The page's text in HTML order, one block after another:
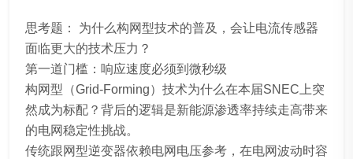
思考题： 为什么构网型技术的普及，会让电流传感器
面临更大的技术压力？
第一道门槛：响应速度必须到微秒级
构网型（Grid-Forming）技术为什么在本届SNEC上突
然成为标配？背后的逻辑是新能源渗透率持续走高带来
的电网稳定性挑战。
传统跟网型逆变器依赖电网电压参考，在电网波动时容